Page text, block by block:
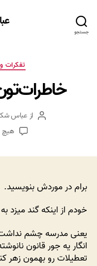
جستجو
تفکرات
نویسنده
نوشته
از عباس
هیچ
برام در موردش بنویسید.
خودم از اینکه گند میزد
انگار یه جور قانون
تعطیلات رو بهمون زهر